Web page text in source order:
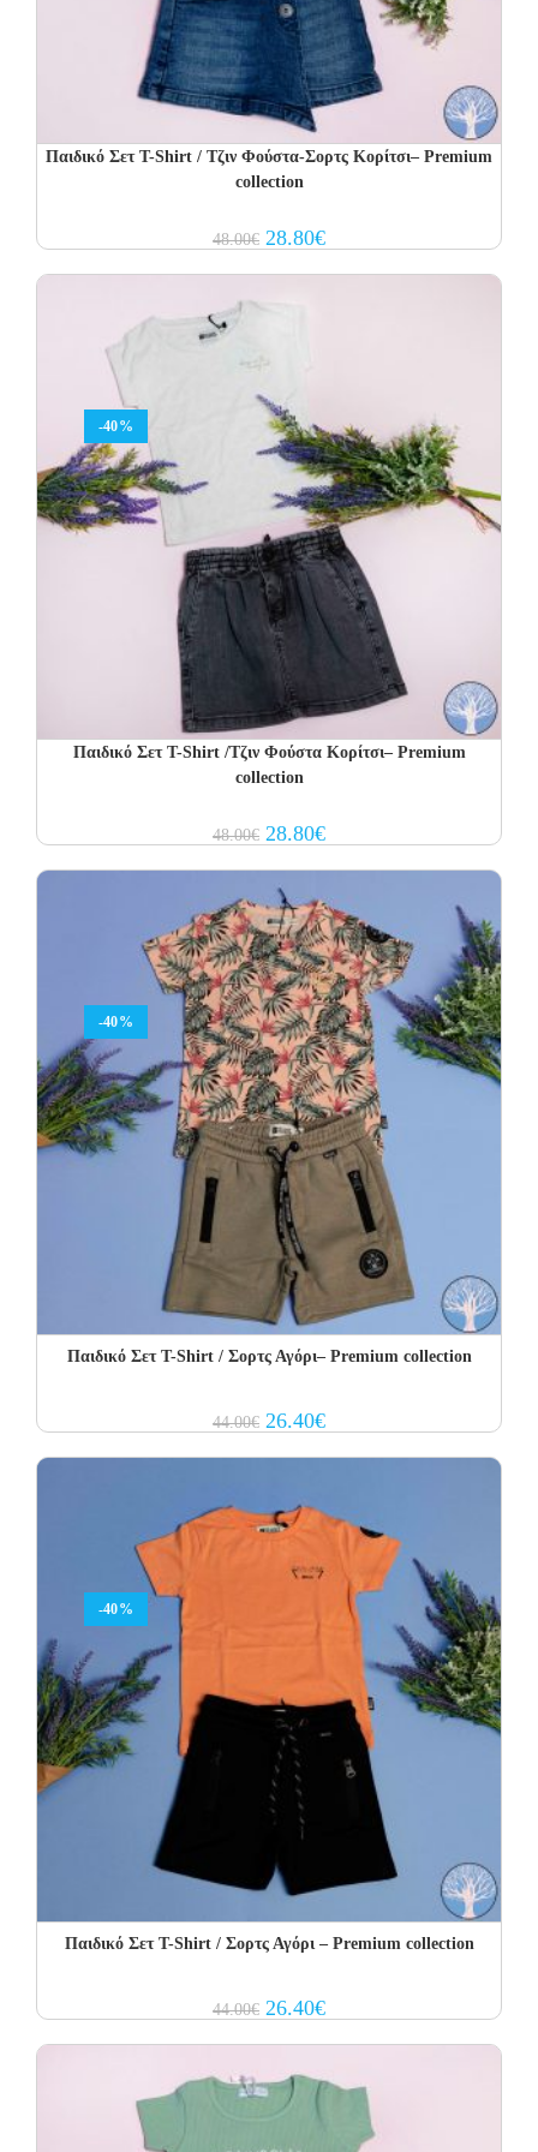
Παιδικό Σετ T-Shirt / Τζιν Φούστα-Σορτς Κορίτσι– Premium
collection
48.00€ Original
price
28.80€Current
price
-40%
Παιδικό Σετ T-Shirt /Τζιν Φούστα Κορίτσι– Premium
collection
48.00€ Original
price
28.80€Current
price
-40%
Παιδικό Σετ T-Shirt / Σορτς Αγόρι– Premium collection
44.00€ Original
price
26.40€Current
price
-40%
Παιδικό Σετ T-Shirt / Σορτς Αγόρι – Premium collection
44.00€ Original
price
26.40€Current
price